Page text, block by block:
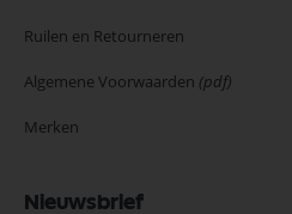
Ruilen en Retourneren
Algemene Voorwaarden (pdf)
Merken
Nieuwsbrief